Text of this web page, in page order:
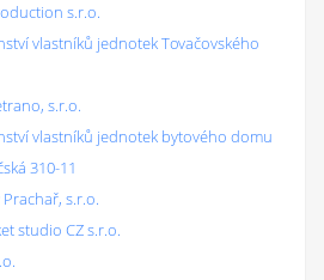
s.r.o.
vlastníků jednotek Tovačovského
s.r.o.
vlastníků jednotek bytového domu
310-11
s.r.o.
studio CZ s.r.o.